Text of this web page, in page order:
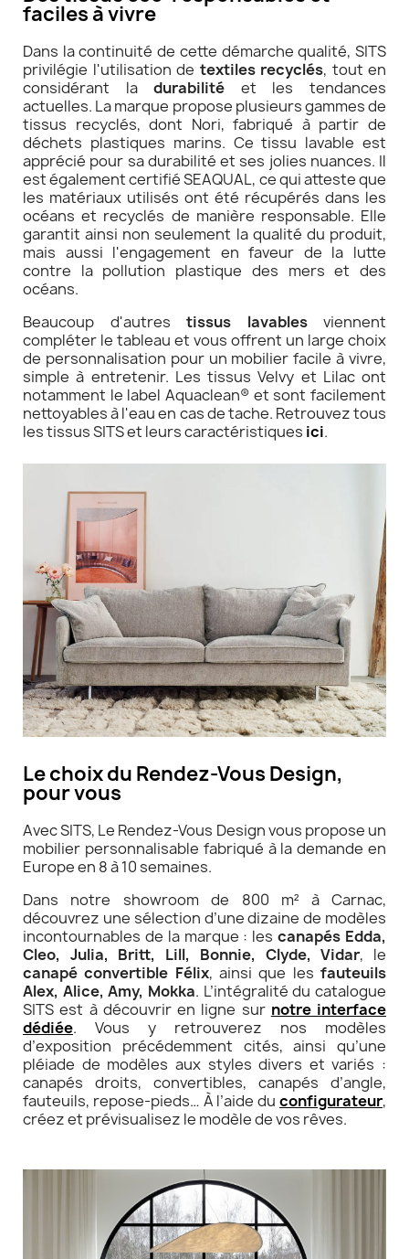
faciles à vivre
Dans la continuité de cette démarche qualité, SITS
privilégie l'utilisation de textiles recyclés, tout en
considérant ladurabilité et les tendances
actuelles. La marque propose plusieurs gammes de
tissus recyclés, dont Nori, fabriqué à partir de
déchets plastiques marins. Ce tissu lavable est
apprécié pour sa durabilité et ses jolies nuances. Il
est également certifié SEAQUAL, ce qui atteste que
les matériaux utilisés ont été récupérés dans les
océans et recyclés de manière responsable. Elle
garantit ainsi non seulement la qualité du produit,
mais aussi l'engagement en faveur de la lutte
contre la pollution plastique des mers et des
océans.
Beaucoup d'autres tissus lavablesviennent
compléter le tableau et vous offrent un large choix
de personnalisation pour un mobilier facile à vivre,
simple à entretenir. Les tissus Velvy et Lilac ont
notamment le label Aquaclean® et sont facilement
nettoyables à l'eau en cas de tache. Retrouvez tous
les tissus SITS et leurs caractéristiques ici.
Le choix du Rendez-Vous Design,
pour vous
Avec SITS, Le Rendez-Vous Design vous propose un
mobilier personnalisable fabriqué à la demande en
Europe en 8 à 10 semaines.
Dans notre showroom de 800 m² à Carnac,
découvrez une sélection d’une dizaine de modèles
incontournables de la marque : lescanapés Edda,
Cleo, Julia, Britt, Lill, Bonnie, Clyde, Vidar, le
canapé convertible Félix, ainsi que lesfauteuils
Alex, Alice, Amy, Mokka. L’intégralité du catalogue
SITS est à découvrir en ligne sur notre interface
dédiée. Vous y retrouverez nos modèles
d’exposition précédemment cités, ainsi qu’une
pléiade de modèles aux styles divers et variés :
canapés droits, convertibles, canapés d’angle,
fauteuils, repose-pieds… À l’aide du configurateur,
créez et prévisualisez le modèle de vos rêves.